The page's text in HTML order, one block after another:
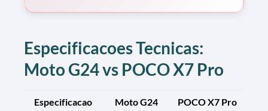
Especificacoes Tecnicas:
Moto G24 vs POCO X7 Pro
Especificacao Moto G24 POCO X7 Pro